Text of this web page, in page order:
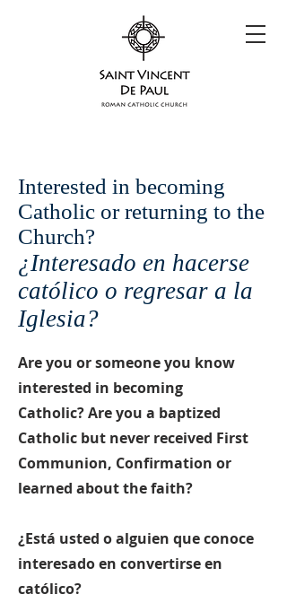
Interested in becoming
Catholic or returning to the
Church?
¿Interesado en hacerse
católico o regresar a la
Iglesia?
Are you or someone you know
interested in becoming
Catholic?Are you a baptized
Catholic but never received First
Communion, Confirmation or
learned about the faith?
¿Está usted o alguien que conoce
interesado en convertirse en
católico?